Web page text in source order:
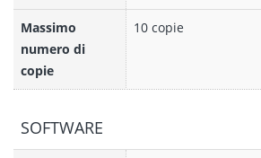
Massimo
numero di
copie
10 copie
SOFTWARE